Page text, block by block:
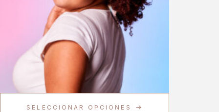
SELECCIONAR OPCIONES